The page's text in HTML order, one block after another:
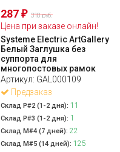
287₽ 318 руб.
Цена при заказе онлайн!
Systeme Electric ArtGallery
Белый Заглушка без
суппорта для
многопостовых рамок
Артикул: GAL000109
Предзаказ
Склад Р#2 (1-2 дня): 11
Склад Р#3 (1-2 дня): 1
Склад М#4 (7 дней): 22
Склад М#5 (14 дней): 125